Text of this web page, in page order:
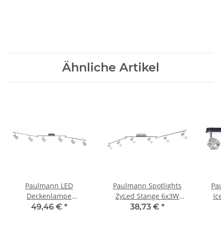
Ähnliche Artikel
Paulmann LED
Deckenlampe
Deckenleuchten 6x 4,6W
49,46 € *
Paulmann Spotlights
ZyLed Stange 6x3W
Eisen gebürstet
38,73 € *